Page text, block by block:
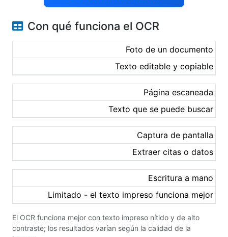
Con qué funciona el OCR
Foto de un documento
Texto editable y copiable
Página escaneada
Texto que se puede buscar
Captura de pantalla
Extraer citas o datos
Escritura a mano
Limitado - el texto impreso funciona mejor
El OCR funciona mejor con texto impreso nítido y de alto
contraste; los resultados varían según la calidad de la